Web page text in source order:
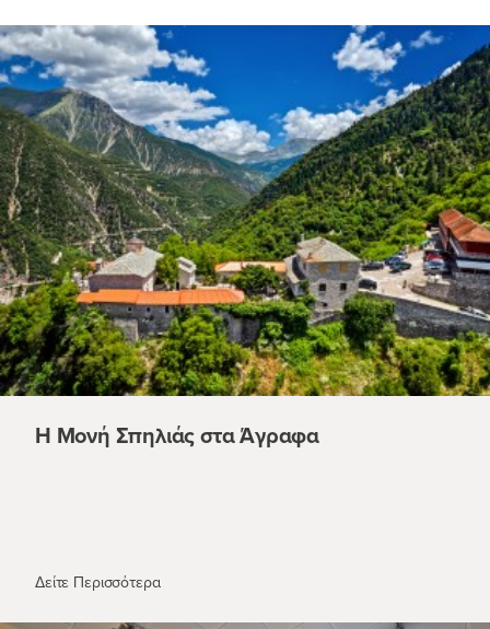
Η Μονή Σπηλιάς στα Άγραφα
Δείτε ΠερισσότεραΗ Μονή Σπηλιάς στα Άγραφα